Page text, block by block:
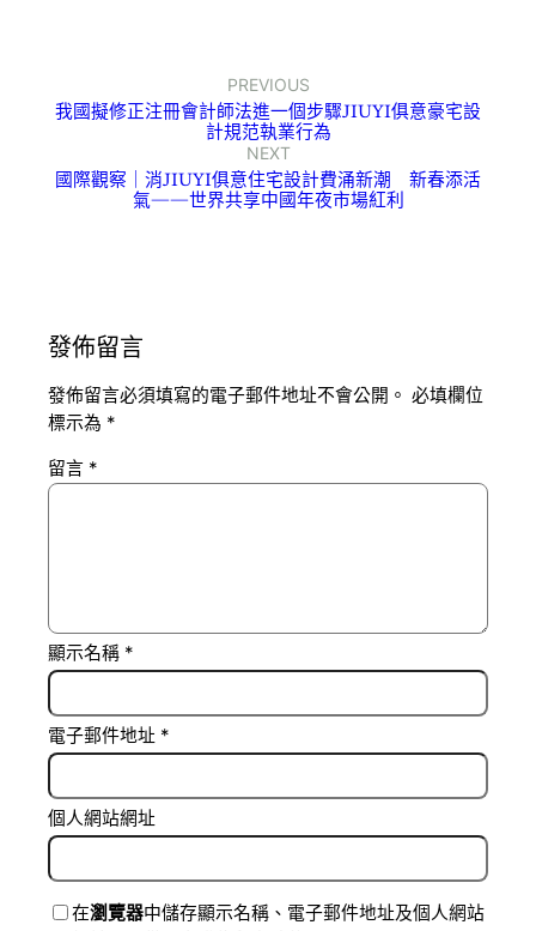
PREVIOUS
我國擬修正注冊會計師法進一個步驟JIUYI俱意豪宅設
計規范執業行為
NEXT
國際觀察｜消JIUYI俱意住宅設計費涌新潮 新春添活
氣——世界共享中國年夜市場紅利
發佈留言
發佈留言必須填寫的電子郵件地址不會公開。 必填欄位
標示為 *
留言 *
顯示名稱 *
電子郵件地址 *
個人網站網址
在瀏覽器中儲存顯示名稱、電子郵件地址及個人網站